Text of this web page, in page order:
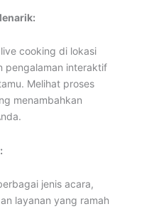
cooking di lokasi
pengalaman interaktif
Melihat proses
menambahkan
jenis acara,
layanan yang ramah